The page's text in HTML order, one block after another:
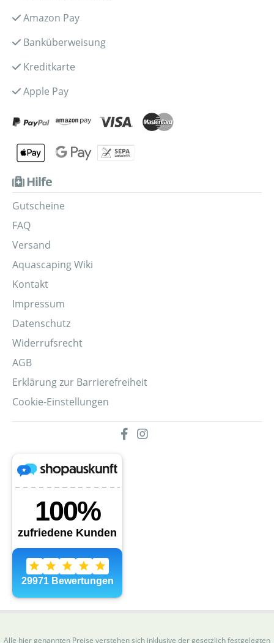
Amazon Pay
Banküberweisung
Kreditkarte
Apple Pay
Hilfe
Gutscheine
FAQ
Versand
Aquascaping Wiki
Kontakt
Impressum
Datenschutz
Widerrufsrecht
AGB
Erklärung zur Barrierefreiheit
Cookie-Einstellungen
Alle hier genannten Preise verstehen sich inklusive der gesetzlich festgelegten